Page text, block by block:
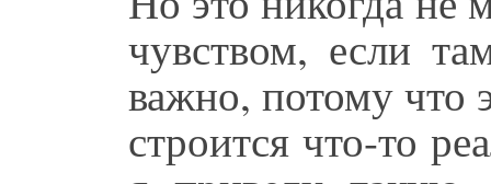
чувством, если
важно, потому что
строится что-то